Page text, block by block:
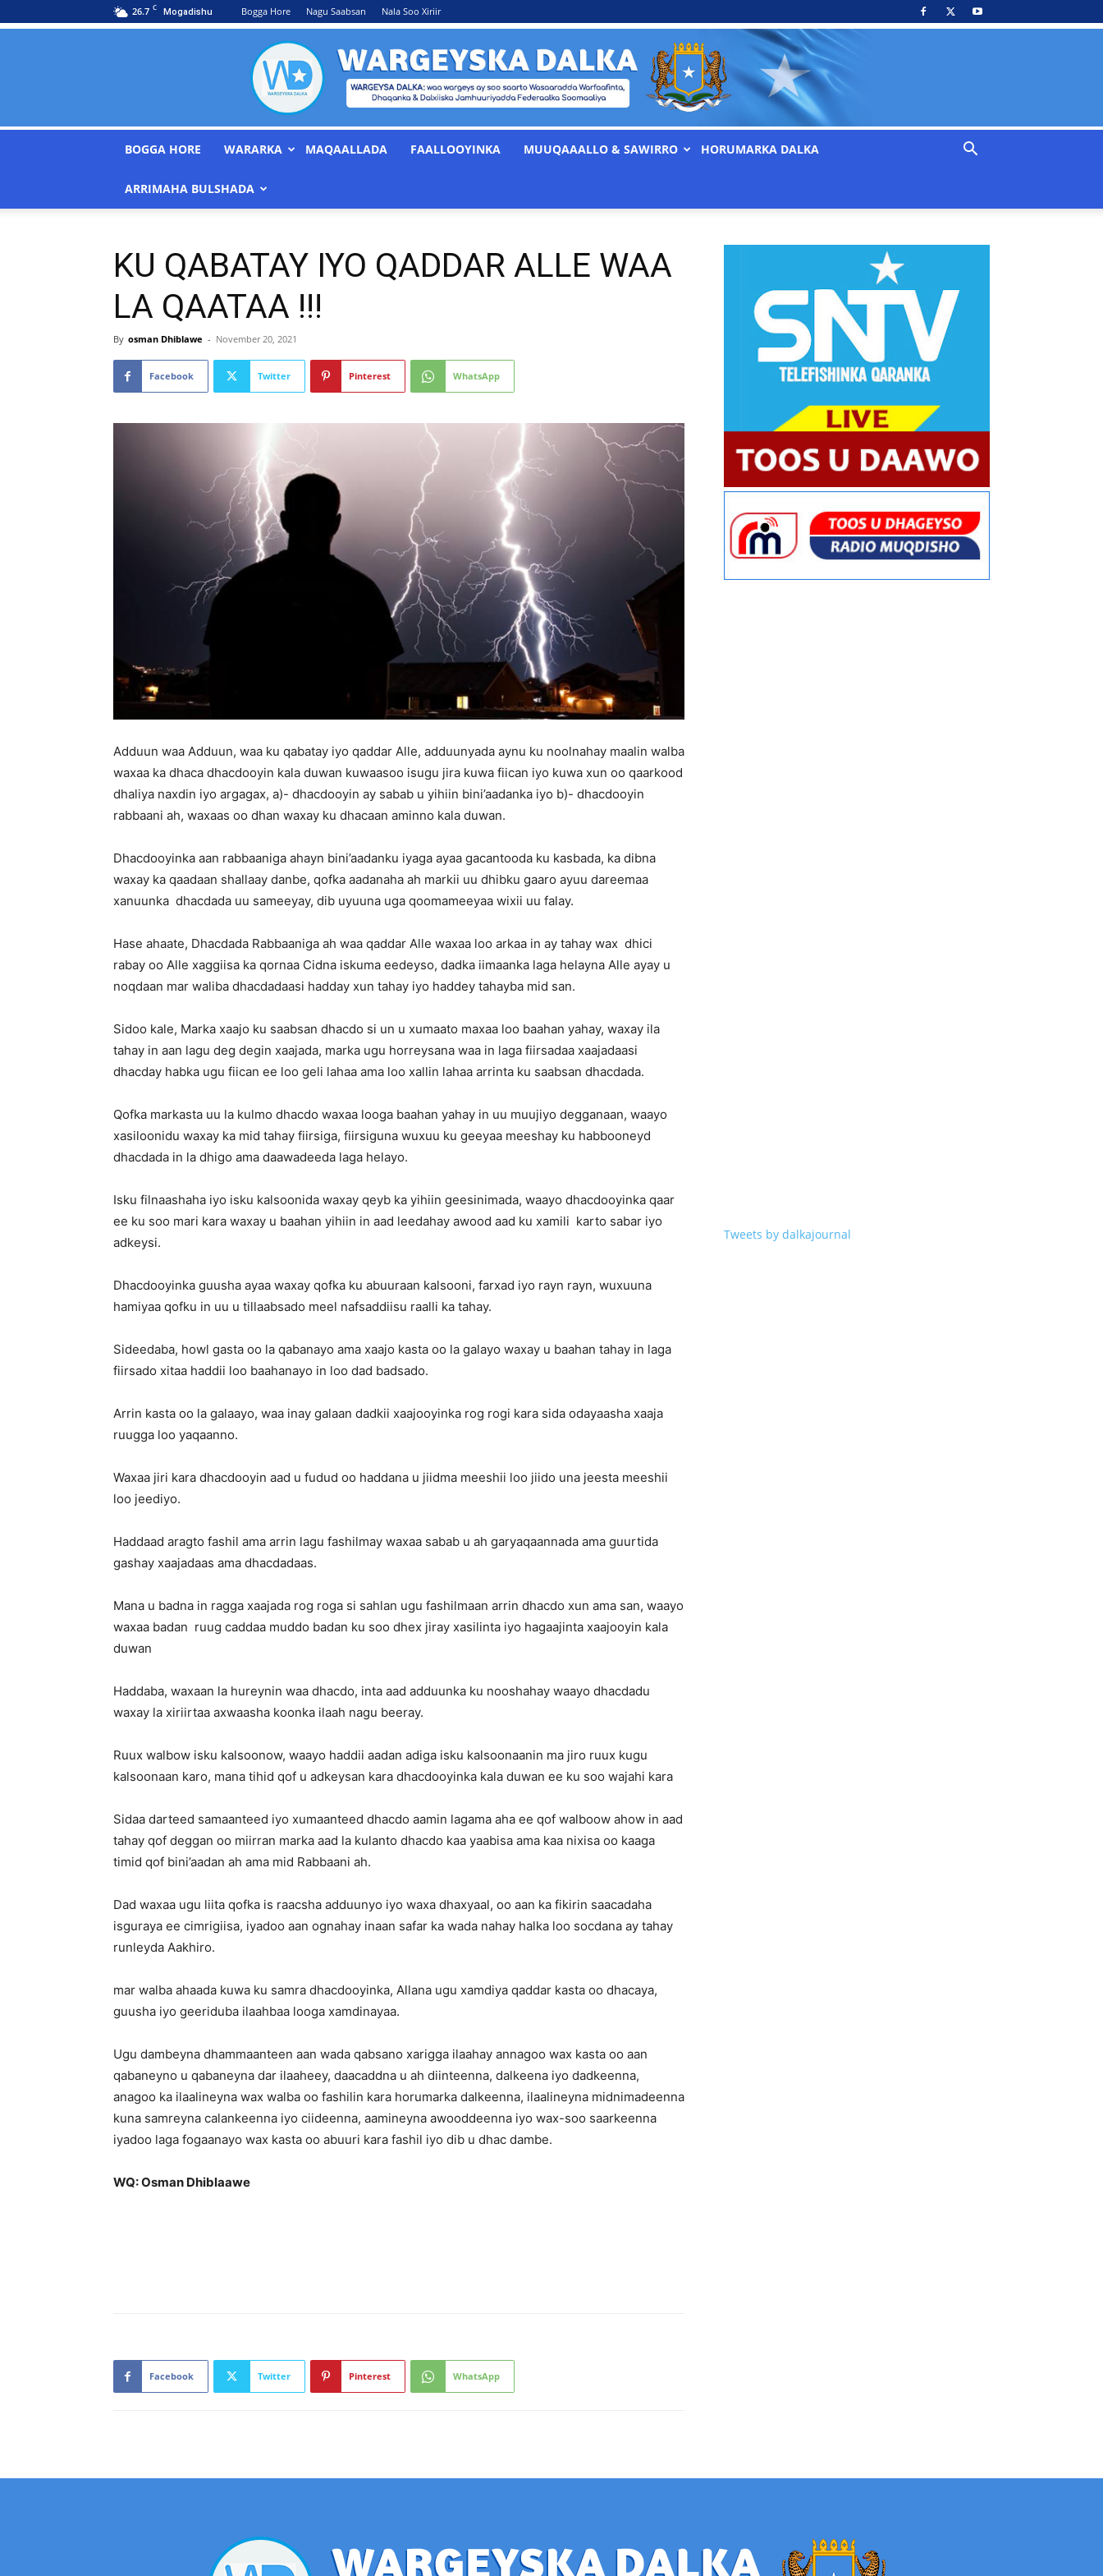
26.7 C Mogadishu Bogga Hore Nagu Saabsan Nala Soo Xiriir
BOGGA HORE WARARKA MAQAALLADA FAALLOOYINKA MUUQAAALLO & SAWIRRO HORUMARKA DALKA
ARRIMAHA BULSHADA
KU QABATAY IYO QADDAR ALLE WAA
LA QAATAA !!!
By osman Dhiblawe - November 20, 2021
Facebook Twitter Pinterest WhatsApp
Adduun waa Adduun, waa ku qabatay iyo qaddar Alle, adduunyada aynu ku noolnahay maalin walba
waxaa ka dhaca dhacdooyin kala duwan kuwaasoo isugu jira kuwa fiican iyo kuwa xun oo qaarkood
dhaliya naxdin iyo argagax, a)- dhacdooyin ay sabab u yihiin bini’aadanka iyo b)- dhacdooyin
rabbaani ah, waxaas oo dhan waxay ku dhacaan aminno kala duwan.
Dhacdooyinka aan rabbaaniga ahayn bini’aadanku iyaga ayaa gacantooda ku kasbada, ka dibna
waxay ka qaadaan shallaay danbe, qofka aadanaha ah markii uu dhibku gaaro ayuu dareemaa
xanuunka dhacdada uu sameeyay, dib uyuuna uga qoomameeyaa wixii uu falay.
Hase ahaate, Dhacdada Rabbaaniga ah waa qaddar Alle waxaa loo arkaa in ay tahay wax dhici
rabay oo Alle xaggiisa ka qornaa Cidna iskuma eedeyso, dadka iimaanka laga helayna Alle ayay u
noqdaan mar waliba dhacdadaasi hadday xun tahay iyo haddey tahayba mid san.
Sidoo kale, Marka xaajo ku saabsan dhacdo si un u xumaato maxaa loo baahan yahay, waxay ila
tahay in aan lagu deg degin xaajada, marka ugu horreysana waa in laga fiirsadaa xaajadaasi
dhacday habka ugu fiican ee loo geli lahaa ama loo xallin lahaa arrinta ku saabsan dhacdada.
Qofka markasta uu la kulmo dhacdo waxaa looga baahan yahay in uu muujiyo degganaan, waayo
xasiloonidu waxay ka mid tahay fiirsiga, fiirsiguna wuxuu ku geeyaa meeshay ku habbooneyd
dhacdada in la dhigo ama daawadeeda laga helayo.
Isku filnaashaha iyo isku kalsoonida waxay qeyb ka yihiin geesinimada, waayo dhacdooyinka qaar
ee ku soo mari kara waxay u baahan yihiin in aad leedahay awood aad ku xamili karto sabar iyo
adkeysi.
Dhacdooyinka guusha ayaa waxay qofka ku abuuraan kalsooni, farxad iyo rayn rayn, wuxuuna
hamiyaa qofku in uu u tillaabsado meel nafsaddiisu raalli ka tahay.
Sideedaba, howl gasta oo la qabanayo ama xaajo kasta oo la galayo waxay u baahan tahay in laga
fiirsado xitaa haddii loo baahanayo in loo dad badsado.
Arrin kasta oo la galaayo, waa inay galaan dadkii xaajooyinka rog rogi kara sida odayaasha xaaja
ruugga loo yaqaanno.
Waxaa jiri kara dhacdooyin aad u fudud oo haddana u jiidma meeshii loo jiido una jeesta meeshii
loo jeediyo.
Haddaad aragto fashil ama arrin lagu fashilmay waxaa sabab u ah garyaqaannada ama guurtida
gashay xaajadaas ama dhacdadaas.
Mana u badna in ragga xaajada rog roga si sahlan ugu fashilmaan arrin dhacdo xun ama san, waayo
waxaa badan ruug caddaa muddo badan ku soo dhex jiray xasilinta iyo hagaajinta xaajooyin kala
duwan
Haddaba, waxaan la hureynin waa dhacdo, inta aad adduunka ku nooshahay waayo dhacdadu
waxay la xiriirtaa axwaasha koonka ilaah nagu beeray.
Ruux walbow isku kalsoonow, waayo haddii aadan adiga isku kalsoonaanin ma jiro ruux kugu
kalsoonaan karo, mana tihid qof u adkeysan kara dhacdooyinka kala duwan ee ku soo wajahi kara
Sidaa darteed samaanteed iyo xumaanteed dhacdo aamin lagama aha ee qof walboow ahow in aad
tahay qof deggan oo miirran marka aad la kulanto dhacdo kaa yaabisa ama kaa nixisa oo kaaga
timid qof bini’aadan ah ama mid Rabbaani ah.
Dad waxaa ugu liita qofka is raacsha adduunyo iyo waxa dhaxyaal, oo aan ka fikirin saacadaha
isguraya ee cimrigiisa, iyadoo aan ognahay inaan safar ka wada nahay halka loo socdana ay tahay
runleyda Aakhiro.
mar walba ahaada kuwa ku samra dhacdooyinka, Allana ugu xamdiya qaddar kasta oo dhacaya,
guusha iyo geeriduba ilaahbaa looga xamdinayaa.
Ugu dambeyna dhammaanteen aan wada qabsano xarigga ilaahay annagoo wax kasta oo aan
qabaneyno u qabaneyna dar ilaaheey, daacaddna u ah diinteenna, dalkeena iyo dadkeenna,
anagoo ka ilaalineyna wax walba oo fashilin kara horumarka dalkeenna, ilaalineyna midnimadeenna
kuna samreyna calankeenna iyo ciideenna, aamineyna awooddeenna iyo wax-soo saarkeenna
iyadoo laga fogaanayo wax kasta oo abuuri kara fashil iyo dib u dhac dambe.
WQ: Osman Dhiblaawe
Facebook Twitter Pinterest WhatsApp
Tweets by dalkajournal